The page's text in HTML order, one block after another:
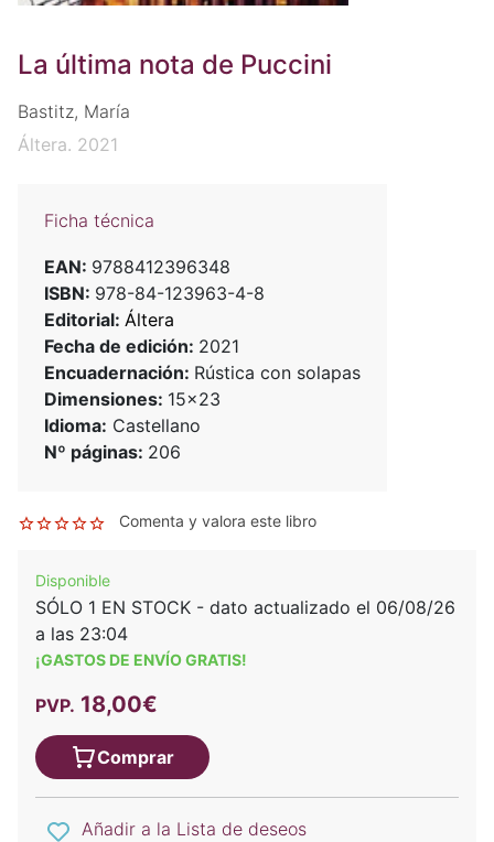
La última nota de Puccini
Bastitz, María
Áltera. 2021
Ficha técnica
EAN: 9788412396348
ISBN: 978-84-123963-4-8
Editorial: Áltera
Fecha de edición: 2021
Encuadernación: Rústica con solapas
Dimensiones: 15x23
Idioma: Castellano
Nº páginas: 206
Comenta y valora este libro
Disponible
SÓLO 1 EN STOCK - dato actualizado el 06/08/26
a las 23:04
¡GASTOS DE ENVÍO GRATIS!
PVP. 18,00€
Comprar
Añadir a la Lista de deseos